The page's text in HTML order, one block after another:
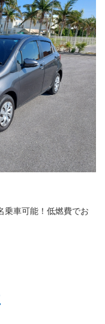
乗車可能！低燃費でお